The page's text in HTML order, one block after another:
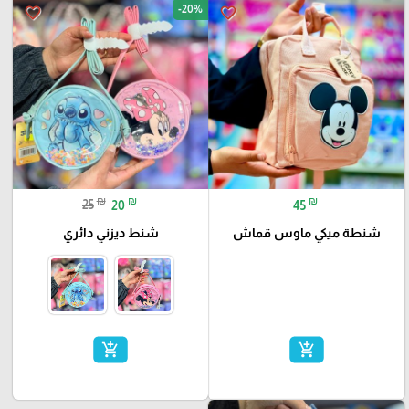
favorite_border
45 ₪
شنطة ميكي ماوس قماش
add_shopping_cart
favorite_border -20%
25 ₪ 20 ₪
شنط ديزني دائري
add_shopping_cart